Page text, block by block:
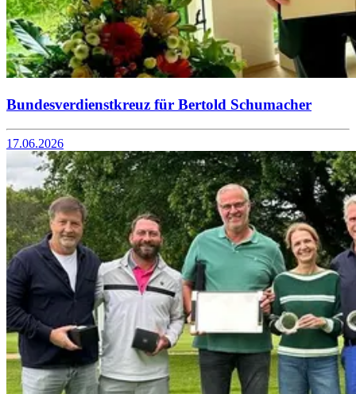
Bundesverdienstkreuz für Bertold Schumacher
17.06.2026